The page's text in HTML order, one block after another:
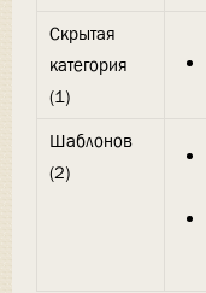
Скрытая
категория
(1)
Шаблонов
(2)